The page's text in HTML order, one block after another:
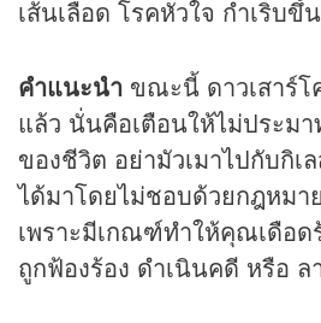
เส้นเลือด โรคหัวใจ กำเริบขึ้
คำแนะนำ ขณะนี้ ดาวเสาร์
แล้ว นั่นคือเตือนให้ไม่ประม
ของชีวิต อย่ามัวเมาไปกับกิ
ได้มาโดยไม่ชอบด้วยกฎหมา
เพราะมีเกณฑ์ทำให้คุณเดือด
ถูกฟ้องร้อง ดำเนินคดี หรือ ล